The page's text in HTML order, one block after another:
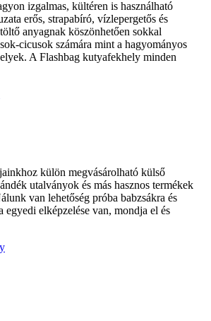
izgalmas, kültéren is használható
erős, strapabíró, vízlepergetős és
anyagnak köszönhetően sokkal
cicusok számára mint a hagyományos
A Flashbag kutyafekhely minden
külön megvásárolható külső
utalványok és más hasznos termékek
van lehetőség próba babzsákra és
egyedi elképzelése van, mondja el és